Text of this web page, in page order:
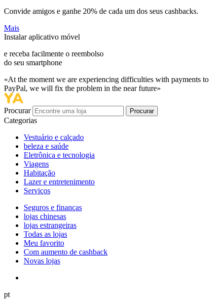
Convide amigos e ganhe 20% de cada um dos seus cashbacks.
Mais
Instalar aplicativo móvel
e receba facilmente o reembolso
do seu smartphone
«At the moment we are experiencing difficulties with payments to
PayPal, we will fix the problem in the near future»
Procurar Procurar
Categorias
Vestuário e calçado
beleza e saúde
Eletrônica e tecnologia
Viagens
Habitação
Lazer e entretenimento
Serviços
Seguros e finanças
lojas chinesas
lojas estrangeiras
Todas as lojas
Meu favorito
Com aumento de cashback
Novas lojas
pt